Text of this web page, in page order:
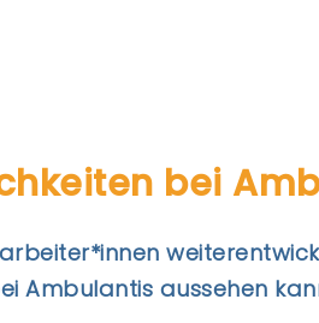
bei
Ambulantis aussehen